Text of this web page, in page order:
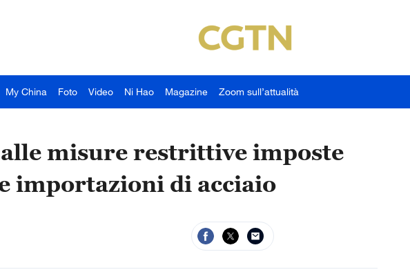
My China Foto Video Ni Hao Magazine Zoom sull’attualità
misure restrittive imposte
importazioni di acciaio